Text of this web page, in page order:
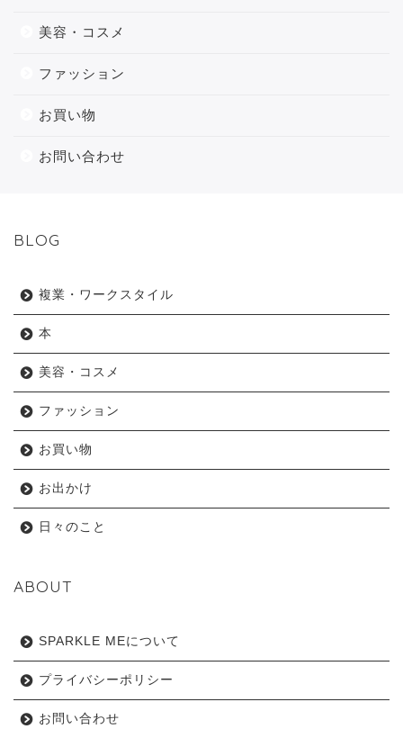
美容・コスメ
ファッション
お買い物
お問い合わせ
BLOG
複業・ワークスタイル
本
美容・コスメ
ファッション
お買い物
お出かけ
日々のこと
ABOUT
SPARKLE MEについて
プライバシーポリシー
お問い合わせ